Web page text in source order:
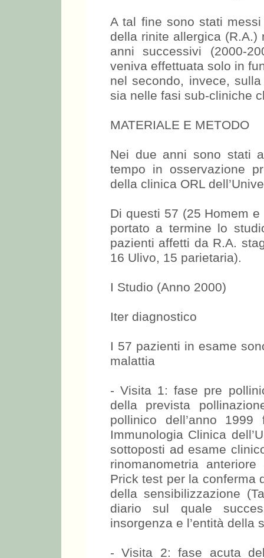
A tal fine sono stati
della rinite allergica
anni successivi (2000-
veniva effettuata solo in
nel secondo, invece,
sia nelle fasi sub-cliniche
MATERIALE E METODO
Nei due anni sono stati
tempo in osservazione
della clinica ORL
Di questi 57 (25 Homem
portato a termine lo
pazienti affetti da R.A.
16 Ulivo, 15 parietaria).
I Studio (Anno 2000)
Iter diagnostico
I 57 pazienti in esame
malattia
- Visita 1: fase pre
della prevista
pollinico dell’anno
Immunologia Clinica
sottoposti ad esame
rinomanometria
Prick test per la conferma
della sensibilizzazione
diario sul quale
insorgenza e l’entità della
- Visita 2: fase acuta